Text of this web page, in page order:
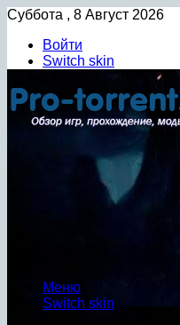
Суббота , 8 Август 2026
Войти
Switch skin
Меню
Switch skin